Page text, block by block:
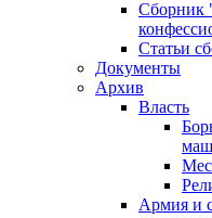
Сборник
Статьи
Документы
Архив
Власть
Армия и